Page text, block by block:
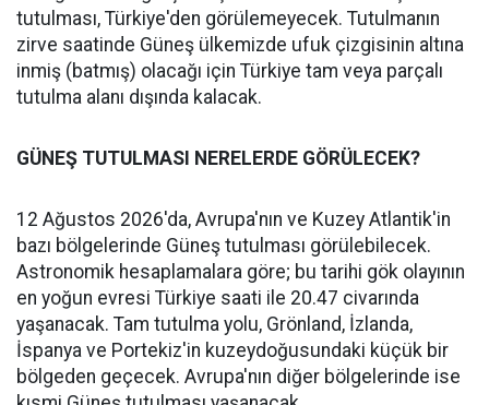
tutulması, Türkiye'den görülemeyecek. Tutulmanın
zirve saatinde Güneş ülkemizde ufuk çizgisinin altına
inmiş (batmış) olacağı için Türkiye tam veya parçalı
tutulma alanı dışında kalacak.
GÜNEŞ TUTULMASI NERELERDE GÖRÜLECEK?
12 Ağustos 2026'da, Avrupa'nın ve Kuzey Atlantik'in
bazı bölgelerinde Güneş tutulması görülebilecek.
Astronomik hesaplamalara göre; bu tarihi gök olayının
en yoğun evresi Türkiye saati ile 20.47 civarında
yaşanacak. Tam tutulma yolu, Grönland, İzlanda,
İspanya ve Portekiz'in kuzeydoğusundaki küçük bir
bölgeden geçecek. Avrupa'nın diğer bölgelerinde ise